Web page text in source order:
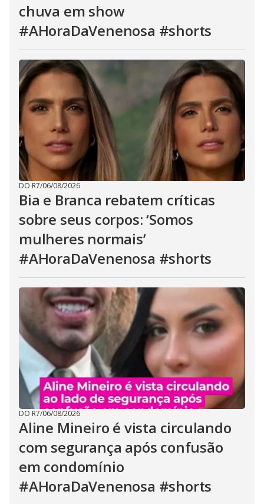
chuva em show
#AHoraDaVenenosa #shorts
DO R7/06/08/2026
Bia e Branca rebatem críticas
sobre seus corpos: ‘Somos
mulheres normais’
#AHoraDaVenenosa #shorts
DO R7/06/08/2026
Aline Mineiro é vista circulando
com segurança após confusão
em condomínio
#AHoraDaVenenosa #shorts